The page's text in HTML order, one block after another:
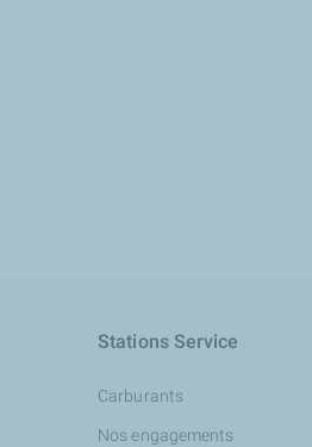
Stations Service
Carburants
Nos engagements